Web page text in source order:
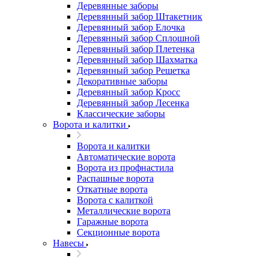
Деревянные заборы
Деревянный забор Штакетник
Деревянный забор Елочка
Деревянный забор Сплошной
Деревянный забор Плетенка
Деревянный забор Шахматка
Деревянный забор Решетка
Декоративные заборы
Деревянный забор Кросс
Деревянный забор Лесенка
Классические заборы
Ворота и калитки
Ворота и калитки
Автоматические ворота
Ворота из профнастила
Распашные ворота
Откатные ворота
Ворота с калиткой
Металлические ворота
Гаражные ворота
Секционные ворота
Навесы